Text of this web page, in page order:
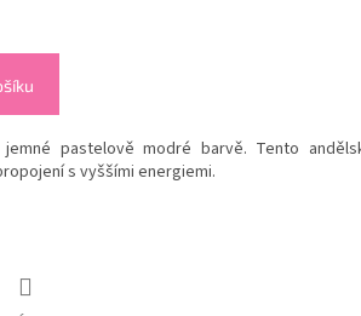
pastelově modré barvě. Tento
s vyššími energiemi.